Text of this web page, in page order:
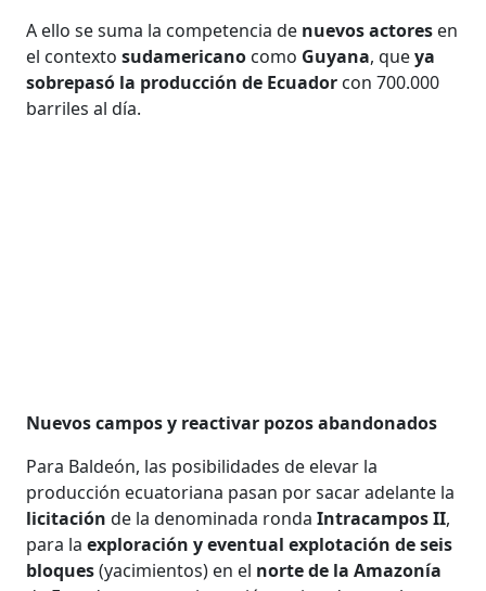
A ello se suma la competencia de nuevos actores en
el contextosudamericano como Guyana, queya
sobrepasó la producción de Ecuador con 700.000
barriles al día.
Nuevos campos y reactivar pozos abandonados
Para Baldeón, las posibilidades de elevar la
producción ecuatoriana pasan por sacar adelante la
licitaciónde la denominada rondaIntracampos II,
para laexploración y eventual explotación de seis
bloques(yacimientos) en el norte de la Amazonía